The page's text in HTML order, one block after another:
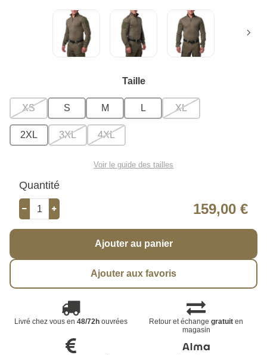
Taille
XS S M L XL
2XL 3XL 4XL
Voir le guide des tailles
Quantité
159,00 €
Ajouter au panier
Ajouter aux favoris
Livré chez vous en 48/72houvrées Retour et échangegratuit en
magasin